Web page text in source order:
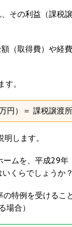
その利益（課税
（取得費）や経費
。
円）＝ 課税譲渡
します。
ムを、平成29年
くらでしょうか？
特例を受けるこ
場合）